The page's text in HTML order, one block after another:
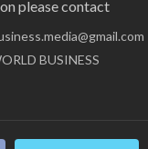
please contact
BUSINESS